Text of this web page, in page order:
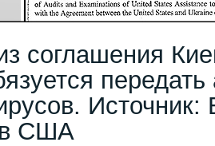
соглашения
США